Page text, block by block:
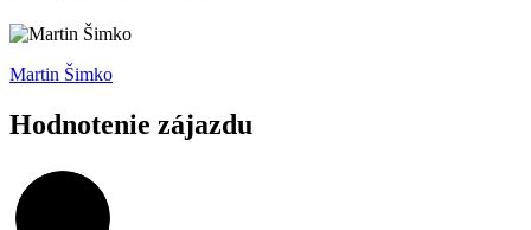
Martin Šimko
Hodnotenie zájazdu